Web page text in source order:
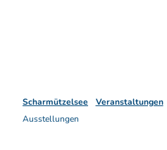
Scharmützelsee
Veranstaltungen
Ausstellungen